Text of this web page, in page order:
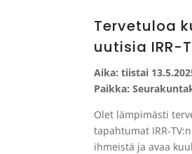
Tervetuloa
uutisia IRR-
Aika: tiistai
Paikka:
Olet lämpimästi
tapahtumat IRR-
ihmeistä ja avaa